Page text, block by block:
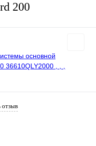
200
отзыв